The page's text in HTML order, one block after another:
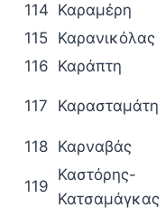
114 Καραμέρη
115 Καρανικόλας
116 Καράπτη
117 Καρασταμάτη
118 Καρναβάς
119
Καστόρης-
Κατσαμάγκας